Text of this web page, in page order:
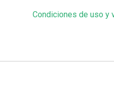
Condiciones de uso y